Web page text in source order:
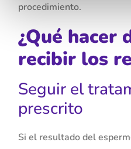
procedimiento.
¿Qué hacer
recibir los
Seguir el
prescrito
Si el resultado del